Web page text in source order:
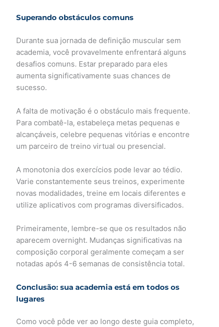
Superando obstáculos comuns
Durante sua jornada de definição muscular sem
academia, você provavelmente enfrentará alguns
desafios comuns. Estar preparado para eles
aumenta significativamente suas chances de
sucesso.
A falta de motivação é o obstáculo mais frequente.
Para combatê-la, estabeleça metas pequenas e
alcançáveis, celebre pequenas vitórias e encontre
um parceiro de treino virtual ou presencial.
A monotonia dos exercícios pode levar ao tédio.
Varie constantemente seus treinos, experimente
novas modalidades, treine em locais diferentes e
utilize aplicativos com programas diversificados.
Primeiramente, lembre-se que os resultados não
aparecem overnight. Mudanças significativas na
composição corporal geralmente começam a ser
notadas após 4-6 semanas de consistência total.
Conclusão: sua academia está em todos os
lugares
Como você pôde ver ao longo deste guia completo,